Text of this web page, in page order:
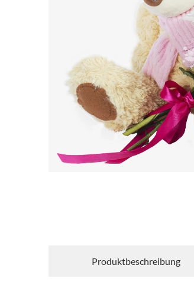
Produktbeschreibung